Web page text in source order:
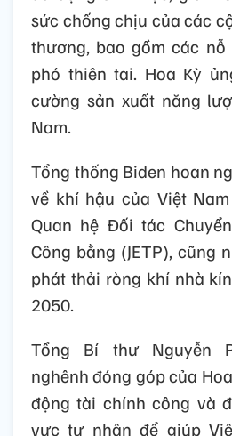
chuyển đổi năng
bằng.
Hai Nhà Lãnh đạo ghi
của hợp tác giữa hai
chuyên gia ngoài chính
nền nông nghiệp phát
chống chịu trước biến
đa dạng sinh học, giảm
sức chống chịu của các
thương, bao gồm các
phó thiên tai. Hoa Kỳ
Nam.
Tổng thống Biden hoan
về khí hậu của Việt